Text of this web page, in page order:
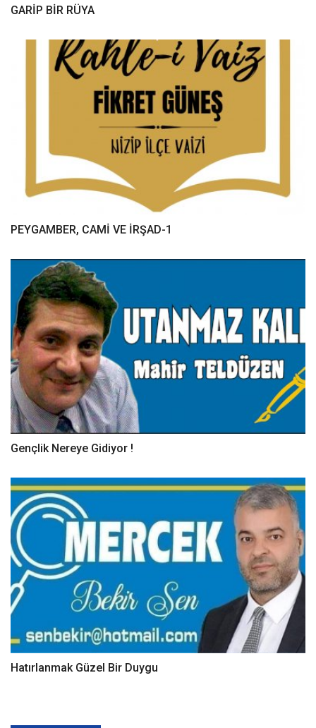
GARİP BİR RÜYA
PEYGAMBER, CAMİ VE İRŞAD-1
Gençlik Nereye Gidiyor !
Hatırlanmak Güzel Bir Duygu